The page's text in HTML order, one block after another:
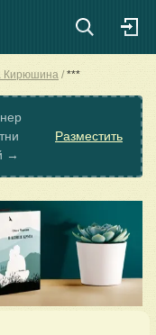
Кирюшина ***
→
Разместить